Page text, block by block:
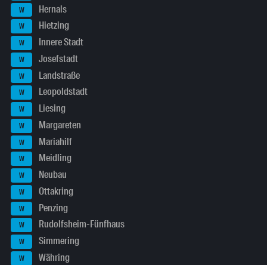
W Hernals
W Hietzing
W Innere Stadt
W Josefstadt
W Landstraße
W Leopoldstadt
W Liesing
W Margareten
W Mariahilf
W Meidling
W Neubau
W Ottakring
W Penzing
W Rudolfsheim-Fünfhaus
W Simmering
W Währing